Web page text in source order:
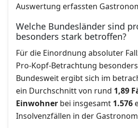
Auswertung erfassten
Welche Bundesländer sind
besonders stark betroffen?
Für die Einordnung absoluter
Pro-Kopf-Betrachtung
Bundesweit ergibt sich im
ein Durchschnitt von rund 1,89
Einwohner bei insgesamt 1.576
Insolvenzfällen in der